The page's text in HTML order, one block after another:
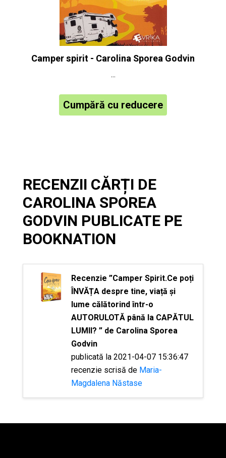
Camper spirit - Carolina Sporea Godvin
...
Cumpără cu reducere
RECENZII CĂRȚI DE
CAROLINA SPOREA
GODVIN PUBLICATE PE
BOOKNATION
Recenzie ”Camper Spirit.Ce poți
ÎNVĂȚA despre tine, viață și
lume călătorind într-o
AUTORULOTĂ până la CAPĂTUL
LUMII? ” de Carolina Sporea
Godvin
publicată la 2021-04-07 15:36:47
recenzie scrisă de Maria-
Magdalena Năstase